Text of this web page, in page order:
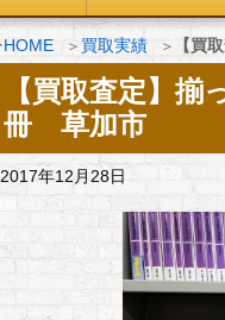
HOME 買取実績 【買
【買取査定】
冊 草加市
2017年12月28日